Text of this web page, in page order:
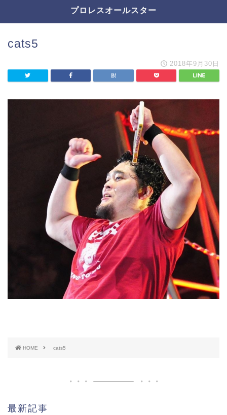
プロレスオールスター
cats5
2018年9月30日
HOME cats5
最新記事